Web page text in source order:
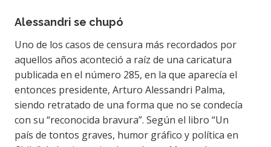
Alessandri se chupó
Uno de los casos de censura más recordados por
aquellos años aconteció a raíz de una caricatura
publicada en el número 285, en la que aparecía el
entonces presidente, Arturo Alessandri Palma,
siendo retratado de una forma que no se condecía
con su “reconocida bravura”. Según el libro “Un
país de tontos graves, humor gráfico y política en